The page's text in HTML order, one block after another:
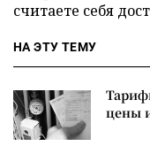
считаете себя
НА ЭТУ ТЕМУ
цены